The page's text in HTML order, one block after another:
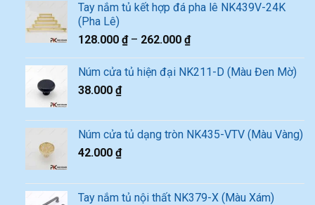
Tay nắm tủ kết hợp đá pha lê NK439V-24K
(Pha Lê)
128.000 ₫– 262.000 ₫
Núm cửa tủ hiện đại NK211-D (Màu Đen Mờ)
38.000 ₫
Núm cửa tủ dạng tròn NK435-VTV (Màu Vàng)
42.000 ₫
Tay nắm tủ nội thất NK379-X (Màu Xám)